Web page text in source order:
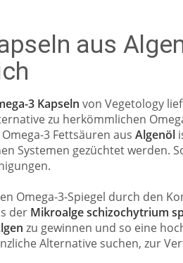
aus
3 Kapseln von Vegetology
zu herkömmlichen
3 Fettsäuren aus Algenöl
Systemen gezüchtet werden.
Omega-3-Spiegel durch den
der Mikroalge schizochytrium
zu gewinnen und so eine
Alternative suchen, zur